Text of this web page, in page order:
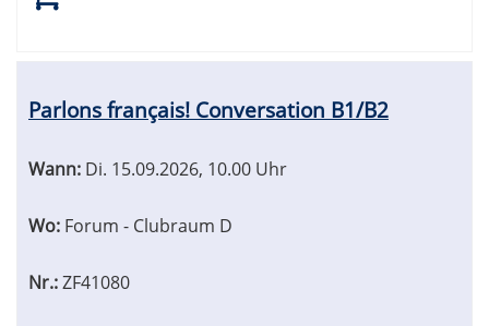
Parlons français! Conversation B1/B2
Wann: Di. 15.09.2026, 10.00 Uhr
Wo: Forum - Clubraum D
Nr.:ZF41080